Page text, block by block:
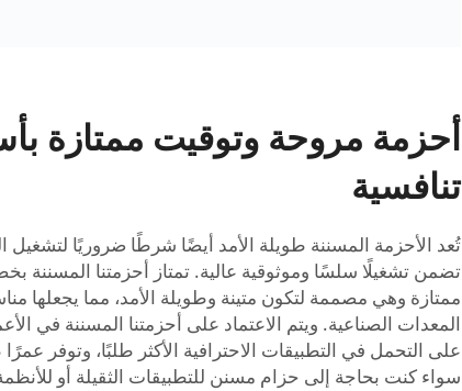
أحزمة مروحة وتوقيت ممتازة
تنافسية
تُعد الأحزمة المسننة طويلة الأمد أيضًا شرطًا ضروريًا
تضمن تشغيلًا سلسًا وموثوقية عالية. تمتاز أحزمتنا المسننة
ممتازة وهي مصممة لتكون متينة وطويلة الأمد، مما يجعلها
المعدات الصناعية. ويتم الاعتماد على أحزمتنا المسننة في
على التحمل في التطبيقات الاحترافية الأكثر طلبًا، وتوفر
سواء كنت بحاجة إلى حزام مسنن للتطبيقات الثقيلة أو